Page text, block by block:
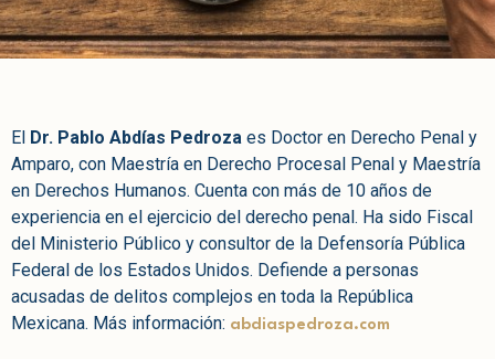
El Dr. Pablo Abdías Pedroza es Doctor en Derecho Penal y
Amparo, con Maestría en Derecho Procesal Penal y Maestría
en Derechos Humanos. Cuenta con más de 10 años de
experiencia en el ejercicio del derecho penal. Ha sido Fiscal
del Ministerio Público y consultor de la Defensoría Pública
Federal de los Estados Unidos. Defiende a personas
acusadas de delitos complejos en toda la República
Mexicana. Más información: abdiaspedroza.com